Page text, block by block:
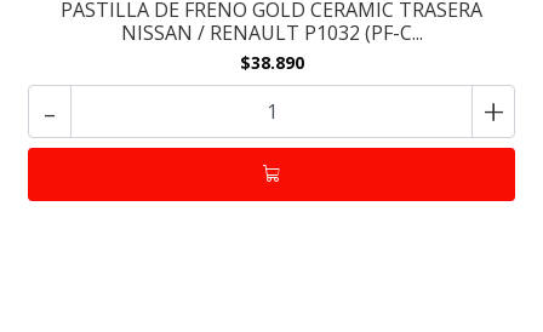
PASTILLA DE FRENO GOLD CERAMIC TRASERA
NISSAN / RENAULT P1032 (PF-C...
$38.890
- +